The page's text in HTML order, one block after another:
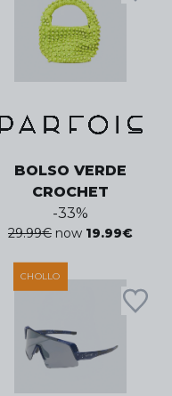
BOLSO VERDE
CROCHET
-33%
29.99€ now 19.99€
CHOLLO